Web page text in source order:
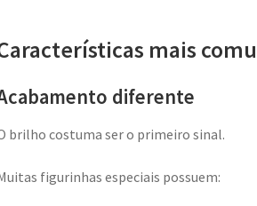
mais
diferente
brilho costuma ser o primeiro sinal.
figurinhas especiais possuem: